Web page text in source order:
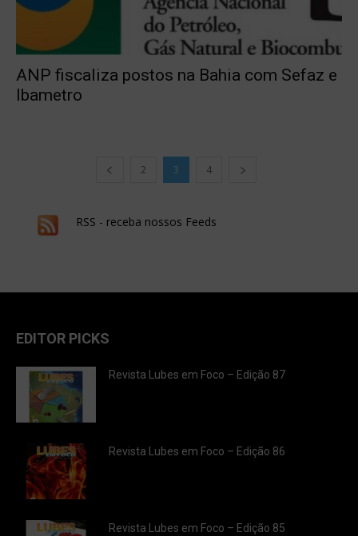
ANP fiscaliza postos na Bahia com Sefaz e
Ibametro
2 3 4
RSS - receba nossos Feeds
EDITOR PICKS
Revista Lubes em Foco – Edição 87
Revista Lubes em Foco – Edição 86
Revista Lubes em Foco – Edição 85